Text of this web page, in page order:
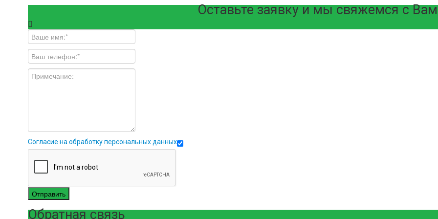
Оставьте заявку и мы свяжемся с
Согласие на обработку персональных данных
Отправить
Обратная связь